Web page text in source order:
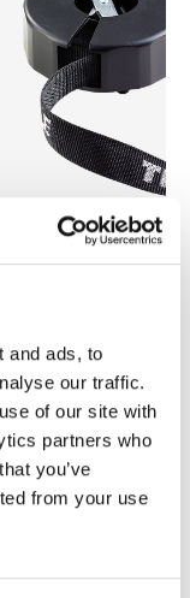
and ads, to
our traffic.
of our site with
partners who
you’ve
from your use